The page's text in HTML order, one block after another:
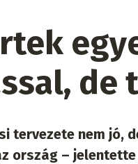
de
tervezete nem jó,
ország –